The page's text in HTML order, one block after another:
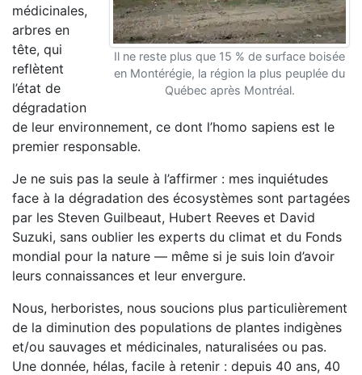
Il ne reste plus que 15 % de surface boisée
en Montérégie, la région la plus peuplée du
Québec après Montréal.
médicinales,
arbres en
tête, qui
reflètent
l’état de
dégradation
de leur environnement, ce dont l’homo sapiens est le
premier responsable.
Je ne suis pas la seule à l’affirmer : mes inquiétudes
face à la dégradation des écosystèmes sont partagées
par les Steven Guilbeaut, Hubert Reeves et David
Suzuki, sans oublier les experts du climat et du Fonds
mondial pour la nature — même si je suis loin d’avoir
leurs connaissances et leur envergure.
Nous, herboristes, nous soucions plus particulièrement
de la diminution des populations de plantes indigènes
et/ou sauvages et médicinales, naturalisées ou pas.
Une donnée, hélas, facile à retenir : depuis 40 ans, 40